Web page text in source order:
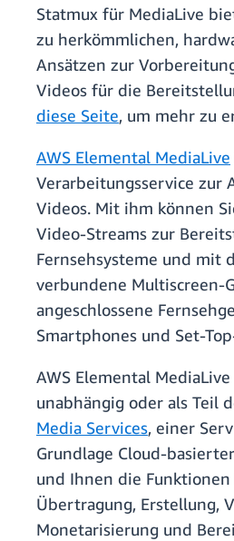
Statmux für MediaLive
zu herkömmlichen,
Ansätzen zur
Videos für die
diese Seite, um mehr zu
AWS Elemental MediaLive
Verarbeitungsservice zur
Videos. Mit ihm können
Video-Streams zur
Fernsehsysteme und mit
verbundene Multiscreen-
angeschlossene
Smartphones und Set-
AWS Elemental
unabhängig oder als Teil
Media Services, einer
Grundlage Cloud-
und Ihnen die
Übertragung, Erstellung,
Monetarisierung und